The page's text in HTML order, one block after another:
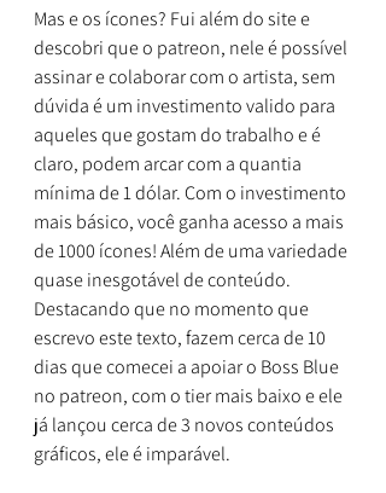
Mas e os ícones? Fui além do site e
descobri que o patreon, nele é possível
assinar e colaborar com o artista, sem
dúvida é um investimento valido para
aqueles que gostam do trabalho e é
claro, podem arcar com a quantia
mínima de 1 dólar. Com o investimento
mais básico, você ganha acesso a mais
de 1000 ícones! Além de uma variedade
quase inesgotável de conteúdo.
Destacando que no momento que
escrevo este texto, fazem cerca de 10
dias que comecei a apoiar o Boss Blue
no patreon, com o tier mais baixo e ele
já lançou cerca de 3 novos conteúdos
gráficos, ele é imparável.